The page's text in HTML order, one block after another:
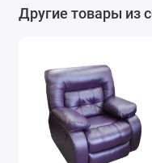
Другие товары из